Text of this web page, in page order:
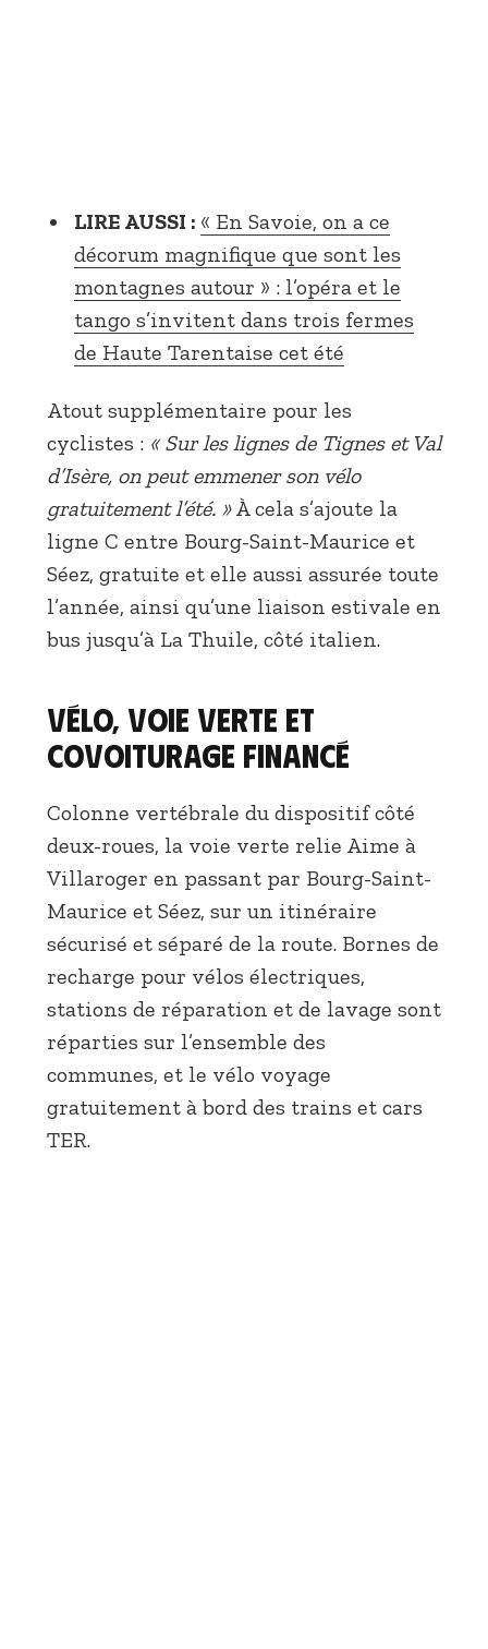
LIRE AUSSI : « En Savoie, on a ce
décorum magnifique que sont les
montagnes autour » : l’opéra et le
tango s’invitent dans trois fermes
de Haute Tarentaise cet été
Atout supplémentaire pour les
cyclistes : « Sur les lignes de Tignes et Val
d’Isère, on peut emmener son vélo
gratuitement l’été. »À cela s’ajoute la
ligne C entre Bourg-Saint-Maurice et
Séez, gratuite et elle aussi assurée toute
l’année, ainsi qu’une liaison estivale en
bus jusqu’à La Thuile, côté italien.
Vélo, voie verte et
covoiturage financé
Colonne vertébrale du dispositif côté
deux-roues, la voie verte relie Aime à
Villaroger en passant par Bourg-Saint-
Maurice et Séez, sur un itinéraire
sécurisé et séparé de la route. Bornes de
recharge pour vélos électriques,
stations de réparation et de lavage sont
réparties sur l’ensemble des
communes, et le vélo voyage
gratuitement à bord des trains et cars
TER.